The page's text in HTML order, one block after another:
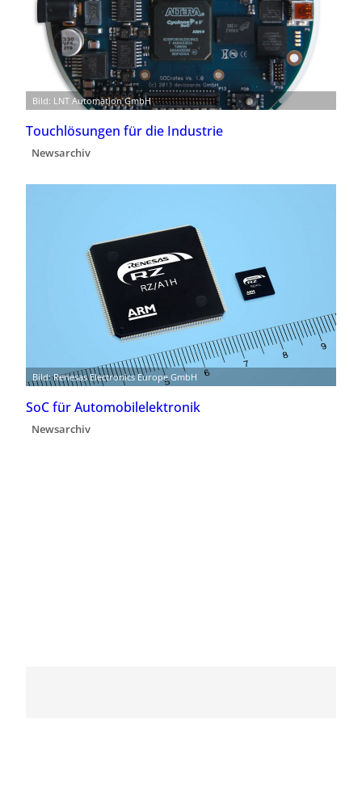
Bild: LNT Automation GmbH
Touchlösungen für die Industrie
Newsarchiv
Bild: Renesas Electronics Europe GmbH
SoC für Automobilelektronik
Newsarchiv